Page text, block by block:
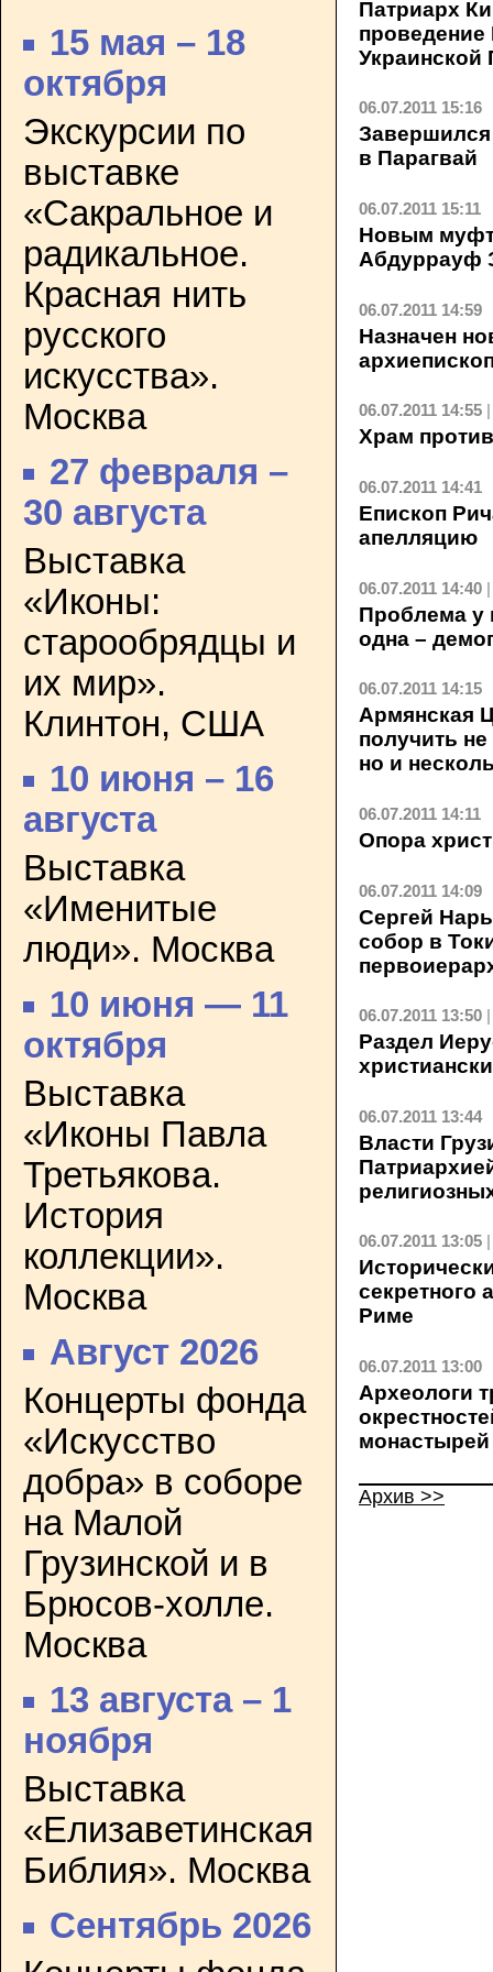
15 мая – 18
октября
Экскурсии по
выставке
«Сакральное и
радикальное.
Красная нить
русского
искусства».
Москва
27 февраля –
30 августа
Выставка
«Иконы:
старообрядцы и
их мир».
Клинтон, США
10 июня – 16
августа
Выставка
«Именитые
люди». Москва
10 июня — 11
октября
Выставка
«Иконы Павла
Третьякова.
История
коллекции».
Москва
Август 2026
Концерты фонда
«Искусство
добра» в соборе
на Малой
Грузинской и в
Брюсов-холле.
Москва
13 августа – 1
ноября
Выставка
«Елизаветинская
Библия». Москва
Сентябрь 2026
Патриарх
Украинской
06.07.2011 15:16
Завершился
в Парагвай
06.07.2011 15:11
Новым
Абдуррауф
06.07.2011 14:59
Назначен
06.07.2011 14:55
Храм
06.07.2011 14:41
Епископ
апелляцию
06.07.2011 14:40
Проблема у
одна –
06.07.2011 14:15
Армянская
получить
но и
06.07.2011 14:11
Опора
06.07.2011 14:09
Сергей
собор в
06.07.2011 13:50
Раздел
06.07.2011 13:44
Власти
06.07.2011 13:05
секретного
Риме
06.07.2011 13:00
Археологи
Архив >>